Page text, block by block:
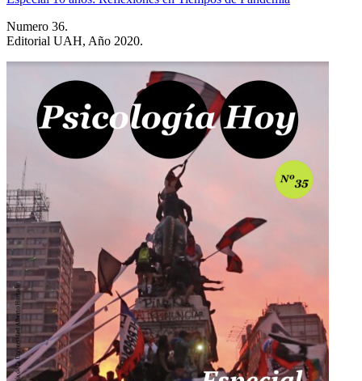
Numero 36.
Editorial UAH, Año 2020.